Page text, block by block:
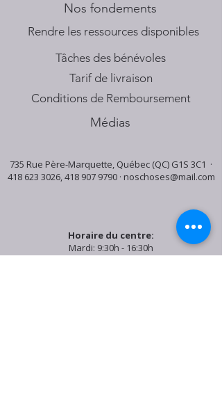
Nos fondements
​Rendre les ressources disponibles
Tâches des bénévoles
Tarif de livraison
Conditions de Remboursement
Médias
735 Rue Père-Marquette, Québec (QC) G1S 3C1 ·
418 623 3026,418 907 9790· noschoses@mail.com
Horaire du centre:
Mardi: 9:30h - 16:30h